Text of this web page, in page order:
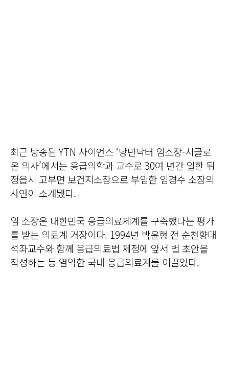
최근 방송된 YTN 사이언스 ‘낭만닥터 임소장-시골로
온 의사’에서는 응급의학과 교수로 30여 년간 일한 뒤
정읍시 고부면 보건지소장으로 부임한 임경수 소장의
사연이 소개됐다.
임 소장은 대한민국 응급의료체계를 구축했다는 평가
를 받는 의료계 거장이다. 1994년 박윤형 전 순천향대
석좌교수와 함께 응급의료법 제정에 앞서 법 초안을
작성하는 등 열악한 국내 응급의료계를 이끌었다.